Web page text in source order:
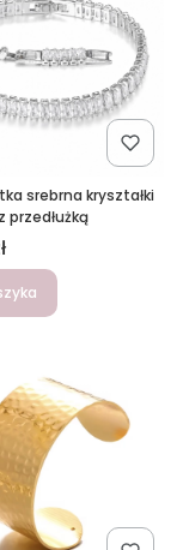
srebrna kryształki
przedłużką